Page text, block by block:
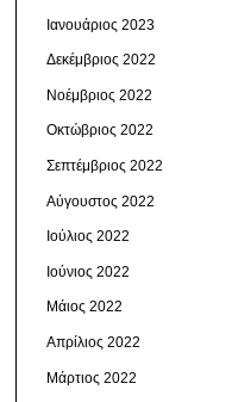
Ιανουάριος 2023
Δεκέμβριος 2022
Νοέμβριος 2022
Οκτώβριος 2022
Σεπτέμβριος 2022
Αύγουστος 2022
Ιούλιος 2022
Ιούνιος 2022
Μάιος 2022
Απρίλιος 2022
Μάρτιος 2022